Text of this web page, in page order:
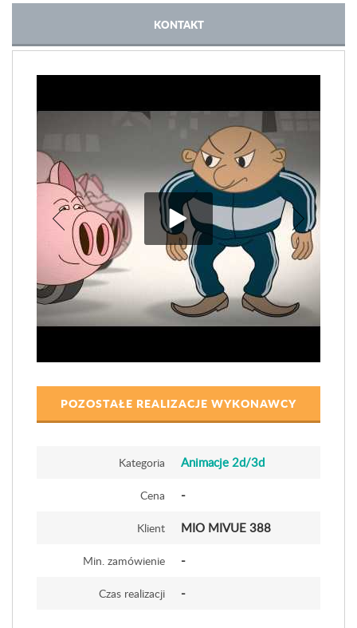
KONTAKT
POZOSTAŁE REALIZACJE WYKONAWCY
Kategoria Animacje 2d/3d
Cena -
Klient MIO MIVUE 388
Min. zamówienie -
Czas realizacji -